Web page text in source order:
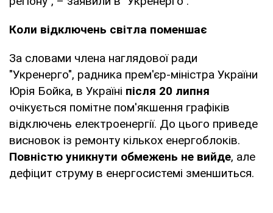
Коли відключень світла поменшає
За словами члена наглядової ради
"Укренерго", радника прем'єр-міністра України
Юрія Бойка, в Україні після 20 липня
очікується помітне пом'якшення графіків
відключень електроенергії. До цього приведе
висновок із ремонту кількох енергоблоків.
Повністю уникнути обмежень не вийде, але
дефіцит струму в енергосистемі зменшиться.